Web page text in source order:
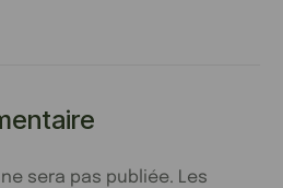
sera pas publiée. Les